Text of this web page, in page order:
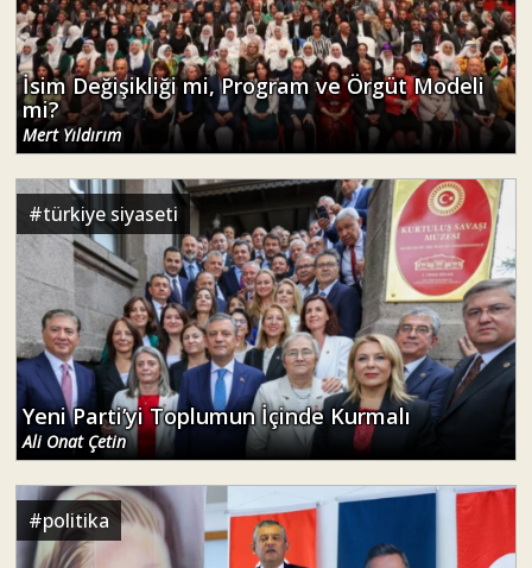
İsim Değişikliği mi, Program ve Örgüt Modeli
mi?
Mert Yıldırım
#türkiye siyaseti
Yeni Parti’yi Toplumun İçinde Kurmalı
Ali Onat Çetin
#politika